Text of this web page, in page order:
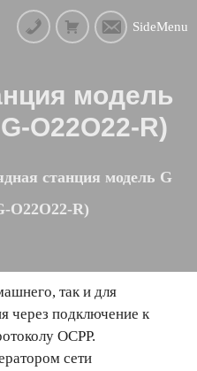
SideMenu
модель
O22O22-R)
станция модель G
O22O22-R)
так и для
через подключение к
OCPP.
сети